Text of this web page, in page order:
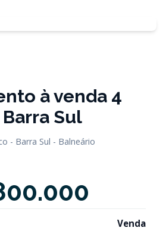
à venda 4
Sul
- Barra Sul - Balneário
Venda